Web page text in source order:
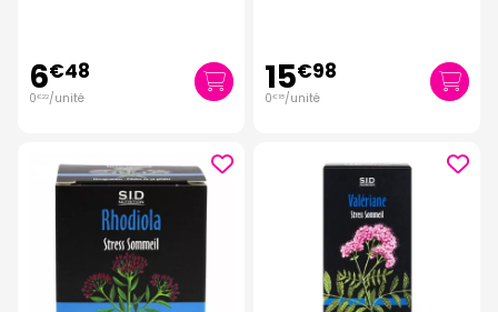
6€48
0€22/unité 15€98
0€ 18/unité